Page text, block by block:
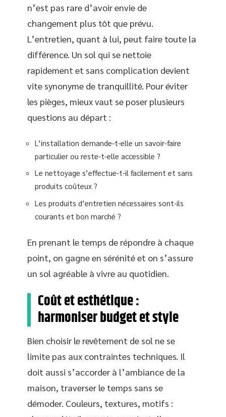
n’est pas rare d’avoir envie de
changement plus tôt que prévu.
L’entretien, quant à lui, peut faire toute la
différence. Un sol qui se nettoie
rapidement et sans complication devient
vite synonyme de tranquillité. Pour éviter
les pièges, mieux vaut se poser plusieurs
questions au départ :
L’installation demande-t-elle un savoir-faire
particulier ou reste-t-elle accessible ?
Le nettoyage s’effectue-t-il facilement et sans
produits coûteux ?
Les produits d’entretien nécessaires sont-ils
courants et bon marché ?
En prenant le temps de répondre à chaque
point, on gagne en sérénité et on s’assure
un sol agréable à vivre au quotidien.
Coût et esthétique :
harmoniser budget et style
Bien choisir le revêtement de sol ne se
limite pas aux contraintes techniques. Il
doit aussi s’accorder à l’ambiance de la
maison, traverser le temps sans se
démoder. Couleurs, textures, motifs :